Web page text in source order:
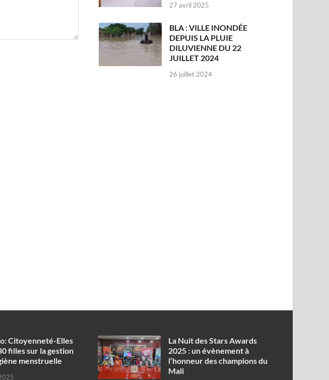
27 avril 2025
BLA : VILLE INONDÉE
DEPUIS LA PLUIE
DILUVIENNE DU 22
JUILLET 2024
26 juillet 2024
Citoyenneté-Elles
filles sur la gestion
menstruelle
‎La Nuit des Stars Awards
2025 : un évènement à
l’honneur des champions du
Mali